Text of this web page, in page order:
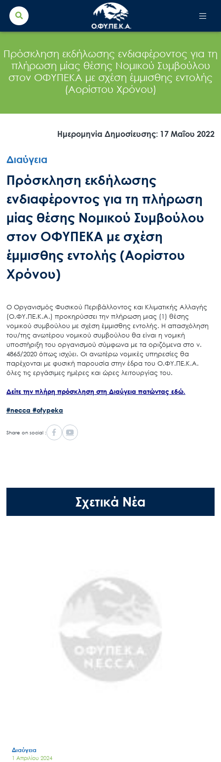
Search
for:
Πρόσκληση εκδήλωσης ενδιαφέροντος για τη
πλήρωση μίας θέσης Νομικού Συμβούλου
στον ΟΦΥΠΕΚΑ με σχέση έμμισθης εντολής
(Αορίστου Χρόνου)
Ημερομηνία Δημοσίευσης: 17 Μαΐου 2022
Διαύγεια
Πρόσκληση εκδήλωσης
ενδιαφέροντος για τη πλήρωση
μίας θέσης Νομικού Συμβούλου
στον ΟΦΥΠΕΚΑ με σχέση
έμμισθης εντολής (Αορίστου
Χρόνου)
Ο Οργανισμός Φυσικού Περιβάλλοντος και Κλιματικής Αλλαγής
(Ο.ΦΥ.ΠΕ.Κ.Α.) προκηρύσσει την πλήρωση μιας (1) θέσης
νομικού συμβούλου με σχέση έμμισθης εντολής. Η απασχόληση
του/της ανωτέρου νομικού συμβούλου θα είναι η νομική
υποστήριξη του οργανισμού σύμφωνα με τα οριζόμενα στο ν.
4865/2020 όπως ισχύει. Οι ανωτέρω νομικές υπηρεσίες θα
παρέχονται με φυσική παρουσία στην έδρα του Ο.ΦΥ.ΠΕ.Κ.Α.
όλες τις εργάσιμες ημέρες και ώρες λειτουργίας του.
Δείτε την πλήρη πρόσκληση στη Διαύγεια πατώντας εδώ.
#necca #ofypeka
Share on social :
Σχετικά Νέα
Διαύγεια
1 Απριλίου 2024